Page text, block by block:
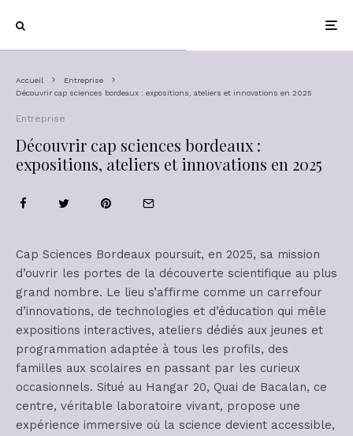
Accueil
Entreprise
Découvrir cap sciences bordeaux : expositions, ateliers et innovations en 2025
Entreprise
Découvrir cap sciences bordeaux :
expositions, ateliers et innovations en 2025
Cap Sciences Bordeaux poursuit, en 2025, sa mission
d’ouvrir les portes de la découverte scientifique au plus
grand nombre. Le lieu s’affirme comme un carrefour
d’innovations, de technologies et d’éducation qui mêle
expositions interactives, ateliers dédiés aux jeunes et
programmation adaptée à tous les profils, des
familles aux scolaires en passant par les curieux
occasionnels. Situé au Hangar 20, Quai de Bacalan, ce
centre, véritable laboratoire vivant, propose une
expérience immersive où la science devient accessible,